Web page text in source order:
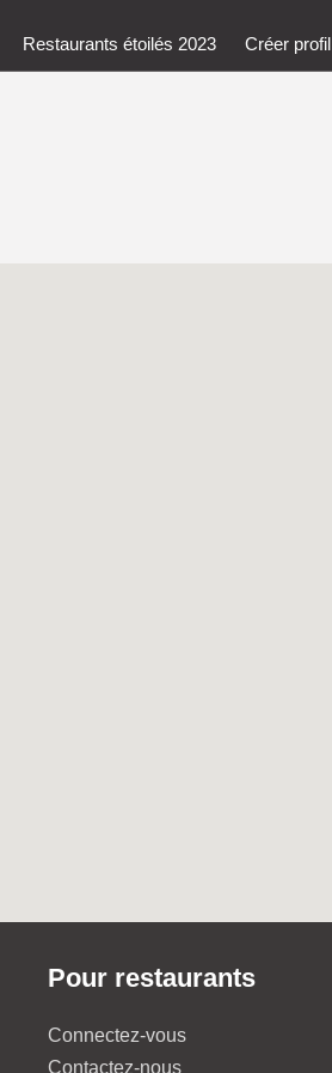
Restaurants étoilés 2023 Créer profil
Pour restaurants
Connectez-vous
Contactez-nous